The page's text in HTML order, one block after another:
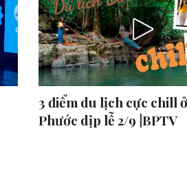
3 điểm du lịch cực chill
Phước dịp lễ 2/9 |BPTV